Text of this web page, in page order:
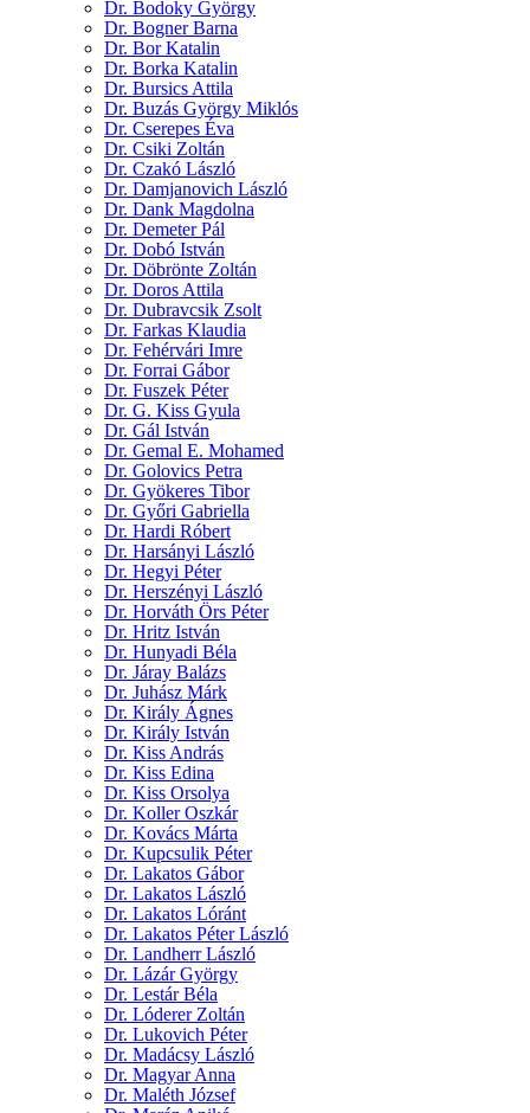
Dr. Bodoky György
Dr. Bogner Barna
Dr. Bor Katalin
Dr. Borka Katalin
Dr. Bursics Attila
Dr. Buzás György Miklós
Dr. Cserepes Éva
Dr. Csiki Zoltán
Dr. Czakó László
Dr. Damjanovich László
Dr. Dank Magdolna
Dr. Demeter Pál
Dr. Dobó István
Dr. Döbrönte Zoltán
Dr. Doros Attila
Dr. Dubravcsik Zsolt
Dr. Farkas Klaudia
Dr. Fehérvári Imre
Dr. Forrai Gábor
Dr. Fuszek Péter
Dr. G. Kiss Gyula
Dr. Gál István
Dr. Gemal E. Mohamed
Dr. Golovics Petra
Dr. Gyökeres Tibor
Dr. Győri Gabriella
Dr. Hardi Róbert
Dr. Harsányi László
Dr. Hegyi Péter
Dr. Herszényi László
Dr. Horváth Örs Péter
Dr. Hritz István
Dr. Hunyadi Béla
Dr. Járay Balázs
Dr. Juhász Márk
Dr. Király Ágnes
Dr. Király István
Dr. Kiss András
Dr. Kiss Edina
Dr. Kiss Orsolya
Dr. Koller Oszkár
Dr. Kovács Márta
Dr. Kupcsulik Péter
Dr. Lakatos Gábor
Dr. Lakatos László
Dr. Lakatos Lóránt
Dr. Lakatos Péter László
Dr. Landherr László
Dr. Lázár György
Dr. Lestár Béla
Dr. Lóderer Zoltán
Dr. Lukovich Péter
Dr. Madácsy László
Dr. Magyar Anna
Dr. Maléth József